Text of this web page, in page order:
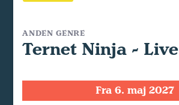
ANDEN GENRE
Ternet Ninja - Live
Fra 6. maj 2027